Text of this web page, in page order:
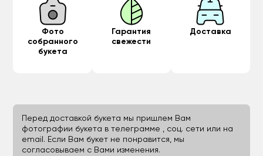
Фото
собранного
букета
Гарантия
свежести
Доставка
Перед доставкой букета мы пришлем Вам
фотографии букета в телеграмме , соц. сети или на
email. Если Вам букет не понравится, мы
согласовываем с Вами изменения.